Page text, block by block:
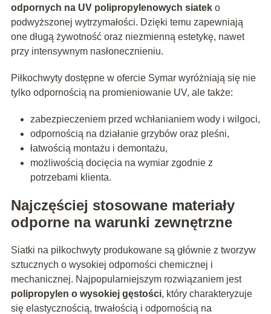
odpornych na UV polipropylenowych siateko
podwyższonej wytrzymałości. Dzięki temu zapewniają
one długą żywotność oraz niezmienną estetykę, nawet
przy intensywnym nasłonecznieniu.
Piłkochwyty dostępne w ofercie Symar wyróżniają się nie
tylko odpornością na promieniowanie UV, ale także:
zabezpieczeniem przed wchłanianiem wody i wilgoci,
odpornością na działanie grzybów oraz pleśni,
łatwością montażu i demontażu,
możliwością docięcia na wymiar zgodnie z
potrzebami klienta.
Najczęściej stosowane materiały
odporne na warunki zewnętrzne
Siatki na piłkochwyty produkowane są głównie z tworzyw
sztucznych o wysokiej odporności chemicznej i
mechanicznej. Najpopularniejszym rozwiązaniem jest
polipropylen o wysokiej gęstości, który charakteryzuje
się elastycznością, trwałością i odpornością na